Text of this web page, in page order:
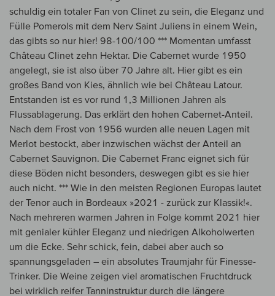
schuldig ein totaler Fan von Clinet zu sein, die Eleganz und
Fülle Pomerols mit dem Nerv Saint Juliens in einem Wein,
das gibts so nur hier! 98-100/100 *** Momentan umfasst
Château Clinet zehn Hektar. Die Cabernet wurde 1950
angelegt, sie ist also über 70 Jahre alt. Hier gibt es ein
großes Band von Kies, ähnlich wie bei Château Latour.
Entstanden ist es vor rund 1,3 Millionen Jahren als
Flussablagerung. Das erklärt den hohen Cabernet-Anteil.
Nach dem Frost von 1956 wurden alle neuen Lagen mit
Merlot bestockt, aber inzwischen wächst der Anteil an
Cabernet Sauvignon. Die Cabernet Franc eignet sich für
diese Böden nicht besonders, deswegen gibt es sie hier
auch nicht. *** Wie in den meisten Regionen Europas lautet
der Tenor auch in Bordeaux »2021 - zurück zur Klassik!«.
Nach mehreren warmen Jahren in Folge kommt 2021 hier
mit genialer kühler Eleganz und niedrigen Alkoholwerten
um die Ecke. Sehr schick, fein, dabei aber auch so
spannungsgeladen – ein absolutes Traumjahr für Finesse-
Trinker. Die Weine zeigen viel aromatischen Fruchtdruck
bei wirklich reifer Tanninstruktur durch die längere